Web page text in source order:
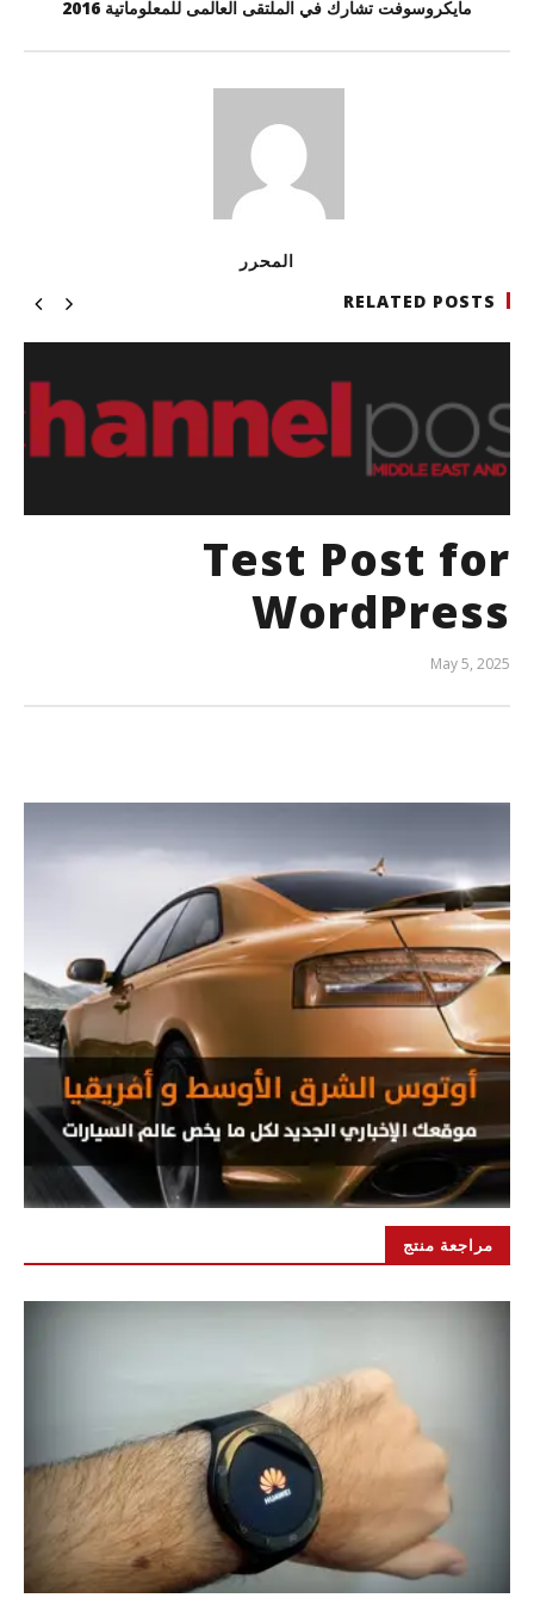
مايكروسوفت تشارك في الملتقى العالمى للمعلوماتية 2016
المحرر
RELATED POSTS
Test Post for
WordPress
May 5, 2025
مراجعة منتج